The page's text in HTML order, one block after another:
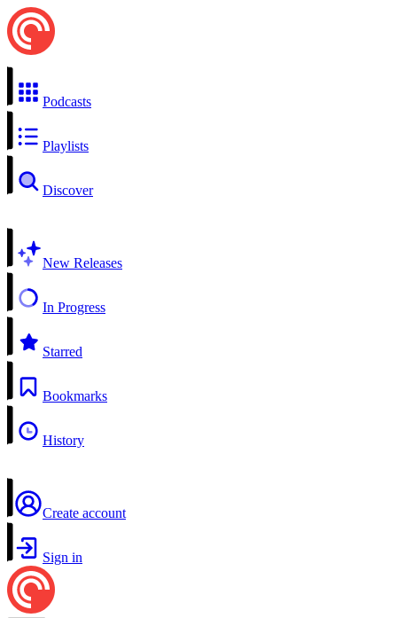
Podcasts
Playlists
Discover
New Releases
In Progress
Starred
Bookmarks
History
Create account
Sign in